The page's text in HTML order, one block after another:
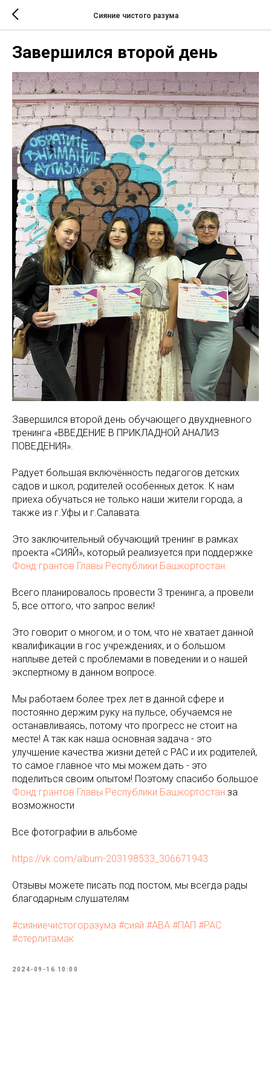
Сияние чистого разума
Завершился второй день
Завершился второй день обучающего двухдневного
тренинга «ВВЕДЕНИЕ В ПРИКЛАДНОЙ АНАЛИЗ
ПОВЕДЕНИЯ».
Радует большая включённость педагогов детских
садов и школ, родителей особенных деток. К нам
приеха обучаться не только наши жители города, а
также из г.Уфы и г.Салавата.
Это заключительный обучающий тренинг в рамках
проекта «СИЯЙ», который реализуется при поддержке
Фонд грантов Главы Республики Башкортостан
Всего планировалось провести 3 тренинга, а провели
5, все оттого, что запрос велик!
Это говорит о многом, и о том, что не хватает данной
квалификации в гос учреждениях, и о большом
наплыве детей с проблемами в поведении и о нашей
экспертному в данном вопросе.
Мы работаем более трех лет в данной сфере и
постоянно держим руку на пульсе, обучаемся не
останавливаясь, потому что прогресс не стоит на
месте! А так как наша основная задача - это
улучшение качества жизни детей с РАС и их родителей,
то самое главное что мы можем дать - это
поделиться своим опытом! Поэтому спасибо большое
Фонд грантов Главы Республики Башкортостан за
возможности
Все фотографии в альбоме
https://vk.com/album-203198533_306671943
Отзывы можете писать под постом, мы всегда рады
благодарным слушателям
#сияниечистогоразума #сияй #АВА #ПАП #РАС
#стерлитамак
2024-09-16 10:00